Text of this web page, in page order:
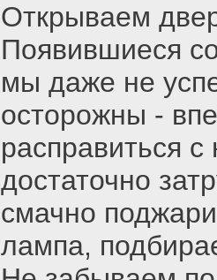
Открываем
Появившиеся
мы даже не
осторожны -
расправиться
достаточно
смачно
лампа,